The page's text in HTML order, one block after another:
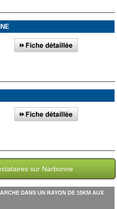
sur Narbonne
DANS UN RAYON DE 10KM AUX